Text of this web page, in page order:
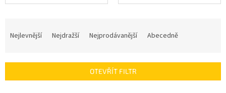
í
Nejlevnější Nejdražší Nejprodávanější Abecedně
OTEVŘÍT FILTR